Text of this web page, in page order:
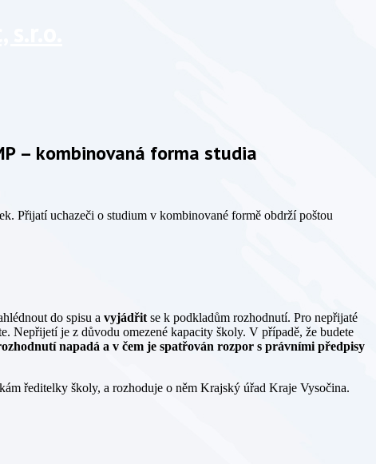
– kombinovaná forma studia
Přijatí uchazeči o studium v kombinované formě obdrží poštou
do spisu a vyjádřit se k podkladům rozhodnutí. Pro nepřijaté
Nepřijetí je z důvodu omezené kapacity školy. V případě, že budete
napadá a v čem je spatřován rozpor s právními předpisy
ředitelky školy, a rozhoduje o něm Krajský úřad Kraje Vysočina.